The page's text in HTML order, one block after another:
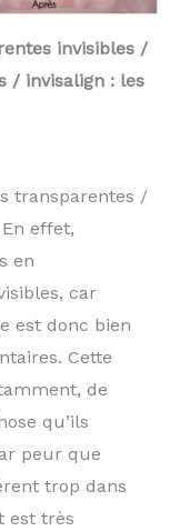
invisibles /
/ invisalign : les
transparentes /
effet,
en
car
est donc bien
Cette
de
qu’ils
peur que
trop dans
est très